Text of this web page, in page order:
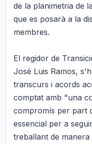
de la planimetria de
que es posarà a la
membres.
El regidor de
José Luis Ramos,
transcurs i acords
comptat amb "una
compromís per part
essencial per a
treballant de